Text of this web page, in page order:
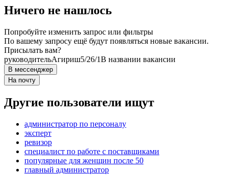
Ничего не нашлось
Попробуйте изменить запрос или фильтры
По вашему запросу ещё будут появляться новые вакансии.
Присылать вам?
руководительАгириш5/26/1В названии вакансии
В мессенджер
На почту
Другие пользователи ищут
администратор по персоналу
эксперт
ревизор
специалист по работе с поставщиками
популярные для женщин после 50
главный администратор